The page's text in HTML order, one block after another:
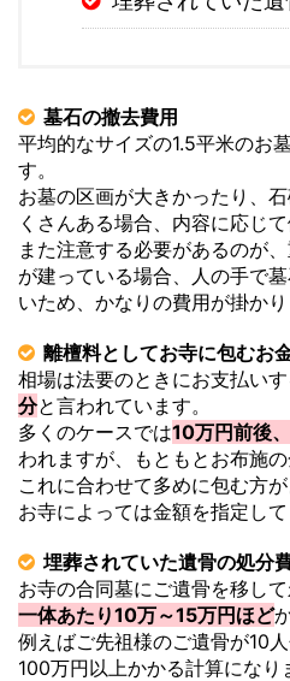
墓石の撤去費用
平均的なサイズの1.5平米のお
す。
お墓の区画が大きかったり、
くさんある場合、内容に応じ
また注意する必要があるのが
が建っている場合、人の手で
いため、かなりの費用が掛かり
離檀料としてお寺に包むお
相場は法要のときにお支払いす
分と言われています。
多くのケースでは10万円前後
われますが、もともとお布施
これに合わせて多めに包む方が
お寺によっては金額を指定して
埋葬されていた遺骨の処分
お寺の合同墓にご遺骨を移し
一体あたり10万～15万円ほど
例えばご先祖様のご遺骨が10
100万円以上かかる計算になり